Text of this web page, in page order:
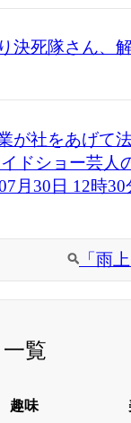
決死隊さん、解
が社をあげて
ドショー芸人
月30日 12時30
「雨
覧
趣味